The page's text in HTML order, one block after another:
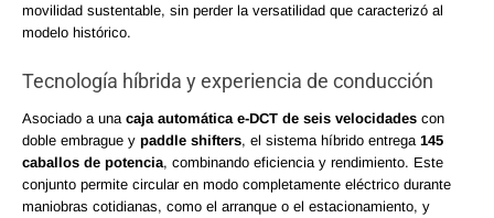
movilidad sustentable, sin perder la versatilidad que caracterizó al
modelo histórico.
Tecnología híbrida y experiencia de conducción
Asociado a una caja automática e-DCT de seis velocidades con
doble embrague y paddle shifters, el sistema híbrido entrega 145
caballos de potencia, combinando eficiencia y rendimiento. Este
conjunto permite circular en modo completamente eléctrico durante
maniobras cotidianas, como el arranque o el estacionamiento, y